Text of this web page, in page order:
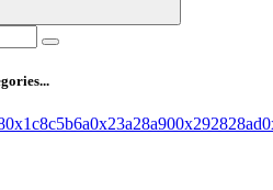
0x1c8c5b6a0x23a28a900x292828ad